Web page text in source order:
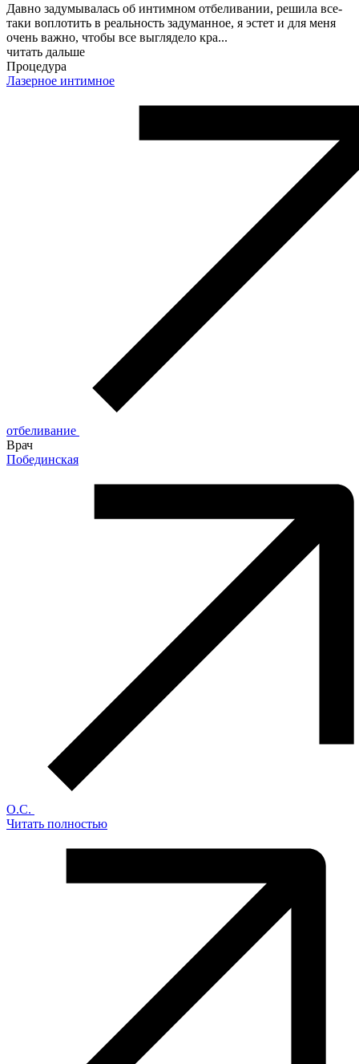
Давно задумывалась об интимном отбеливании, решила все-
таки воплотить в реальность задуманное, я эстет и для меня
очень важно, чтобы все выглядело кра...
читать дальше
Процедура
Лазерное интимное
отбеливание
Врач
Побединская
О.С.
Читать полностью